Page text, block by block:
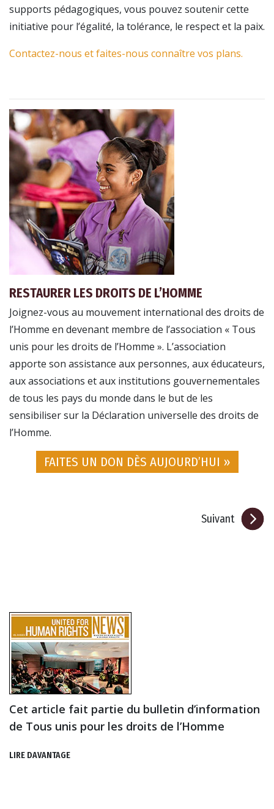
supports pédagogiques, vous pouvez soutenir cette
initiative pour l’égalité, la tolérance, le respect et la paix.
Contactez-nous et faites-nous connaître vos plans.
RESTAURER LES DROITS DE L’HOMME
Joignez-vous au mouvement international des droits de
l’Homme en devenant membre de l’association « Tous
unis pour les droits de l’Homme ». L’association
apporte son assistance aux personnes, aux éducateurs,
aux associations et aux institutions gouvernementales
de tous les pays du monde dans le but de les
sensibiliser sur la Déclaration universelle des droits de
l’Homme.
FAITES UN DON DÈS AUJOURD’HUI »
Suivant
Cet article fait partie du bulletin d’information
de Tous unis pour les droits de l’Homme
LIRE DAVANTAGE